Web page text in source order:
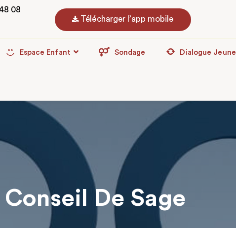
08
Télécharger l’app mobile
Espace Enfant Sondage Dialogue Jeune
Conseil De Sage